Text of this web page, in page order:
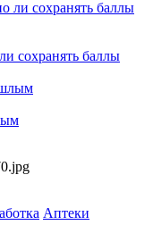
сохранять баллы
Аптеки